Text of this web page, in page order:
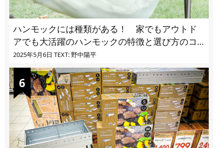
ハンモックには種類がある！ 家でもアウトド
アでも大活躍のハンモックの特徴と選び方のコ
ツとは
2025年5月6日 TEXT: 野中陽平